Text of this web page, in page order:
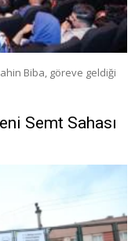
Biba, göreve geldiği
Semt Sahası